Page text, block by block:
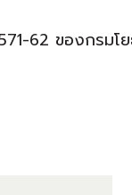
62 ของกรมโย